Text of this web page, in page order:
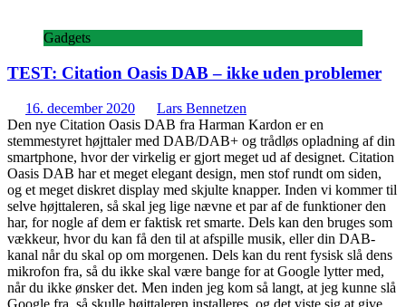
Gadgets
TEST: Citation Oasis DAB – ikke uden problemer
16. december 2020
Lars Bennetzen
Den nye Citation Oasis DAB fra Harman Kardon er en
stemmestyret højttaler med DAB/DAB+ og trådløs opladning af din
smartphone, hvor der virkelig er gjort meget ud af designet. Citation
Oasis DAB har et meget elegant design, men stof rundt om siden,
og et meget diskret display med skjulte knapper. Inden vi kommer til
selve højttaleren, så skal jeg lige nævne et par af de funktioner den
har, for nogle af dem er faktisk ret smarte. Dels kan den bruges som
vækkeur, hvor du kan få den til at afspille musik, eller din DAB-
kanal når du skal op om morgenen. Dels kan du rent fysisk slå dens
mikrofon fra, så du ikke skal være bange for at Google lytter med,
når du ikke ønsker det. Men inden jeg kom så langt, at jeg kunne slå
Google fra, så skulle højttaleren installeres, og det viste sig at give